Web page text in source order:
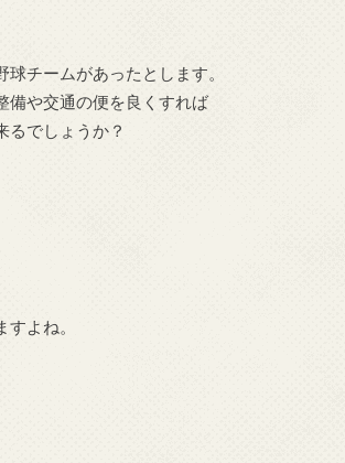
チームがあったとします。
備や交通の便を良くすれば
るでしょうか？
よね。